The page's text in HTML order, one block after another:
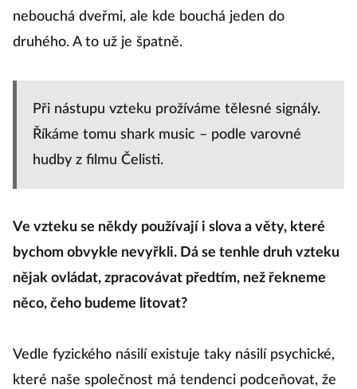
nebouchá dveřmi, ale kde bouchá jeden do
druhého. A to už je špatně.
Při nástupu vzteku prožíváme tělesné signály.
Říkáme tomu shark music – podle varovné
hudby z filmu Čelisti.
Ve vzteku se někdy používají i slova a věty, které
bychom obvykle nevyřkli. Dá se tenhle druh vzteku
nějak ovládat, zpracovávat předtím, než řekneme
něco, čeho budeme litovat?
Vedle fyzického násilí existuje taky násilí psychické,
které naše společnost má tendenci podceňovat, že